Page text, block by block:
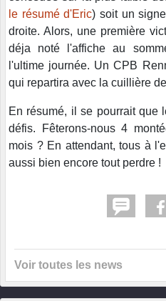
le résumé d'Eric) soit un
droite. Alors, une première
déja noté l'affiche au
l'ultime journée. Un CPB
qui repartira avec la cuillière
En résumé, il se pourrait que
défis. Fêterons-nous 4
mois ? En attendant, tous à
aussi bien encore tout perdre !
Voir toutes les news